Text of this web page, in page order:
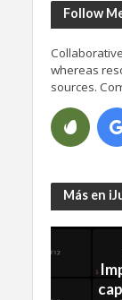
Follow
whereas
sources.
Más en